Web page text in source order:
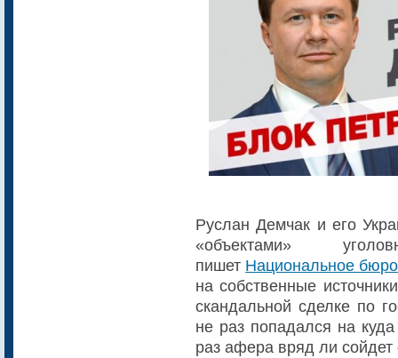
Руслан Демчак и его
«объектами»
пишет Национальное
на собственные
скандальной сделке по
не раз попадался на
раз афера вряд ли сойдет